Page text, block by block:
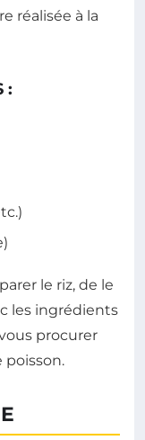
réalisée à la
:
le riz, de le
les ingrédients
procurer
poisson.